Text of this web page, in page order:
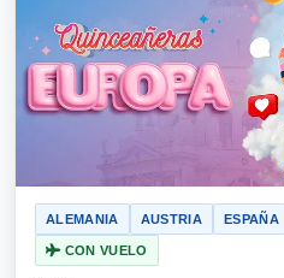
ALEMANIA AUSTRIA ESPAÑA
CON VUELO